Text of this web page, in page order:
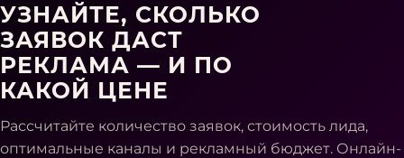
УЗНАЙТЕ, СКОЛЬКО
ЗАЯВОК ДАСТ
РЕКЛАМА — И ПО
КАКОЙ ЦЕНЕ
Рассчитайте количество заявок, стоимость лида,
оптимальные каналы и рекламный бюджет. Онлайн-